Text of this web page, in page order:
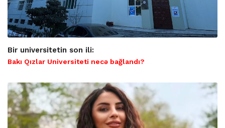
Bir universitetin son ili:
Bakı Qızlar Universiteti necə bağlandı?